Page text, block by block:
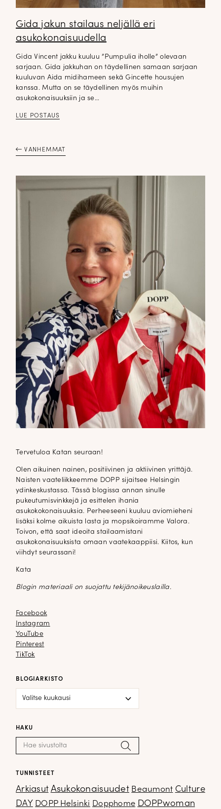
Gida jakun stailaus neljällä eri
asukokonaisuudella
Gida Vincent jakku kuuluu ”Pumpulia iholle” olevaan
sarjaan. Gida jakkuhan on täydellinen samaan sarjaan
kuuluvan Aida midihameen sekä Gincette housujen
kanssa. Mutta on se täydellinen myös muihin
asukokonaisuuksiin ja se…
LUE POSTAUS
VANHEMMAT
Tervetuloa Katan seuraan!
Olen aikuinen nainen, positiivinen ja aktiivinen yrittäjä.
Naisten vaateliikkeemme DOPP sijaitsee Helsingin
ydinkeskustassa. Tässä blogissa annan sinulle
pukeutumisvinkkejä ja esittelen ihania
asukokokonaisuuksia. Perheeseeni kuuluu aviomieheni
lisäksi kolme aikuista lasta ja mopsikoiramme Valora.
Toivon, että saat ideoita stailaamistani
asukokonaisuuksista omaan vaatekaappiisi. Kiitos, kun
viihdyt seurassani!
Kata
Blogin materiaali on suojattu tekijänoikeuslailla.
Facebook
Facebook
Instagram
Instagram
YouTube
YouTube
Pinterest
Pinterest
TikTok
TikTok
BLOGIARKISTO
HAKU
Haku: Hae
TUNNISTEET
Arkiasut Asukokonaisuudet Beaumont Culture
DAY DOPP Helsinki Dopphome DOPPwoman
DOPP tyylikirje!
Tilaa tyylikirje ja inspiroidu ajattomasta tyylistä sekä uusista
näkökulmista pukeutumiseen — arkeen ja juhlaan. Uutiset,
uutuudet ja ajattomat ideat saapuvat suoraan sähköpostiisi!